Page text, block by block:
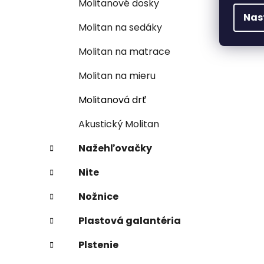
Molitanové dosky
Molitan na sedáky
Molitan na matrace
Molitan na mieru
Molitanová drť
Akustický Molitan
Nažehľovačky
Nite
Nožnice
Plastová galantéria
Plstenie